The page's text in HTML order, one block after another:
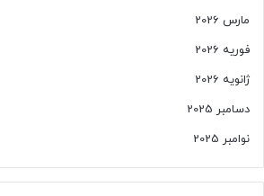
مارس 2026
فوریه 2026
ژانویه 2026
دسامبر 2025
نوامبر 2025